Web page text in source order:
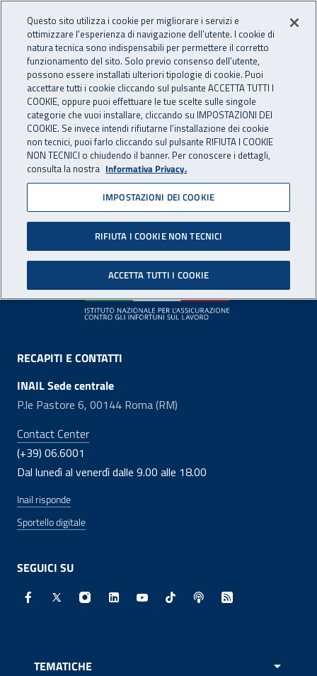
INAIL - Istituto Nazionale
Apri cerca
Navigazione principale
Pagina non disponibile
Il contenuto non è stato trovato. Per continuare la
navigazione è possibile ritornare alla
Footer
RECAPITI E CONTATTI
INAIL Sede centrale
P.le Pastore 6, 00144 Roma (RM)
Contact Center
(+39) 06.6001
Dal lunedì al venerdì dalle 9.00 alle 18.00
Inail risponde
Sportello digitale
SEGUICI SU
Facebook - Sito esterno - Apertura in nuova finestra
X - Sito esterno - Apertura in nuova finestra
Instagram - Sito esterno - Apertura in
Linkedin - Sito esterno - Apertura in
Youtube - Sito esterno -
TikTok - Sito esterno -
Spreaker - Sito
Feed RSS -
TEMATICHE
Questo sito utilizza i cookie per migliorare i servizi e
ottimizzare l’esperienza di navigazione dell’utente. I cookie di
natura tecnica sono indispensabili per permettere il corretto
funzionamento del sito. Solo previo consenso dell’utente,
possono essere installati ulteriori tipologie di cookie. Puoi
accettare tutti i cookie cliccando sul pulsante ACCETTA TUTTI I
COOKIE, oppure puoi effettuare le tue scelte sulle singole
categorie che vuoi installare, cliccando su IMPOSTAZIONI DEI
COOKIE. Se invece intendi rifiutarne l’installazione dei cookie
non tecnici, puoi farlo cliccando sul pulsante RIFIUTA I COOKIE
NON TECNICI o chiudendo il banner. Per conoscere i dettagli,
consulta la nostra Informativa Privacy.
IMPOSTAZIONI DEI COOKIE
RIFIUTA I COOKIE NON TECNICI
ACCETTA TUTTI I COOKIE